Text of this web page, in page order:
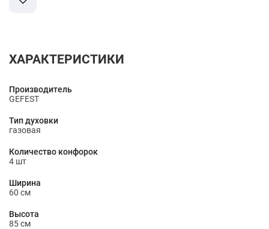
ХАРАКТЕРИСТИКИ
Производитель
GEFEST
Тип духовки
газовая
Количество конфорок
4 шт
Ширина
60 см
Высота
85 см